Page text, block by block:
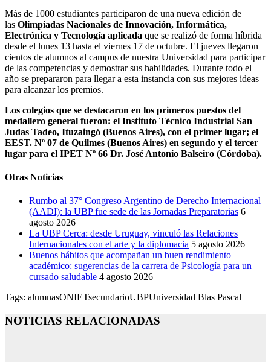
Más de 1000 estudiantes participaron de una nueva edición de
las Olimpiadas Nacionales de Innovación, Informática,
Electrónica y Tecnología aplicada que se realizó de forma híbrida
desde el lunes 13 hasta el viernes 17 de octubre. El jueves llegaron
cientos de alumnos al campus de nuestra Universidad para participar
de las competencias y demostrar sus habilidades. Durante todo el
año se prepararon para llegar a esta instancia con sus mejores ideas
para alcanzar los premios.
Los colegios que se destacaron en los primeros puestos del
medallero general fueron: el Instituto Técnico Industrial San
Judas Tadeo, Ituzaingó (Buenos Aires), con el primer lugar; el
EEST. Nº 07 de Quilmes (Buenos Aires) en segundo y el tercer
lugar para el IPET Nº 66 Dr. José Antonio Balseiro (Córdoba).
Otras Noticias
Rumbo al 37° Congreso Argentino de Derecho Internacional
(AADI): la UBP fue sede de las Jornadas Preparatorias 6
agosto 2026
La UBP Cerca: desde Uruguay, vinculó las Relaciones
Internacionales con el arte y la diplomacia 5 agosto 2026
Buenos hábitos que acompañan un buen rendimiento
académico: sugerencias de la carrera de Psicología para un
cursado saludable 4 agosto 2026
Tags: alumnasONIETsecundarioUBPUniversidad Blas Pascal
NOTICIAS RELACIONADAS